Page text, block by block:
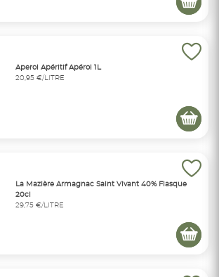
Aperol Apéritif Apérol 1L
20,95 €/LITRE
La Mazière Armagnac Saint Vivant 40% Flasque
20cl
29,75 €/LITRE